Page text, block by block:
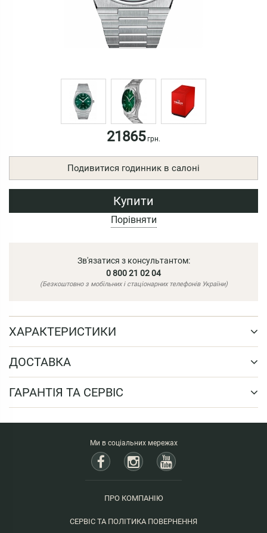
21865грн.
Подивитися годинник в салоні
Купити
Порівняти
Зв'язатися з консультантом:
0 800 21 02 04
(Безкоштовно з мобільних і стаціонарних телефонів України)
ХАРАКТЕРИСТИКИ
ДОСТАВКА
ГАРАНТІЯ ТА СЕРВІС
Ми в соціальних мережах
ПРО КОМПАНІЮ
СЕРВІС ТА ПОЛІТИКА ПОВЕРНЕННЯ